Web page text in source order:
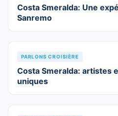
Costa Smeralda: Une
Sanremo
PARLONS CROISIÈRE
Costa Smeralda: artistes
uniques